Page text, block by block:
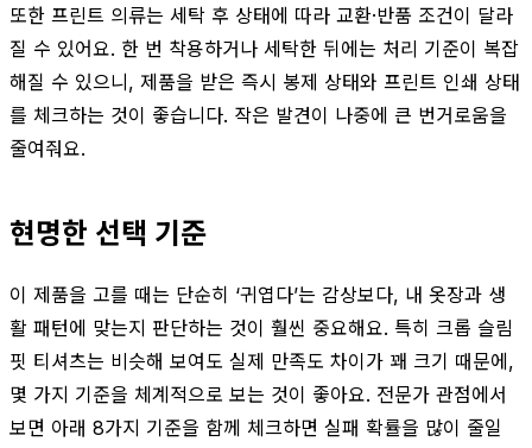
또한 프린트 의류는 세탁 후 상태에 따라 교환·반품 조건이 달라
질 수 있어요. 한 번 착용하거나 세탁한 뒤에는 처리 기준이 복잡
해질 수 있으니, 제품을 받은 즉시 봉제 상태와 프린트 인쇄 상태
를 체크하는 것이 좋습니다. 작은 발견이 나중에 큰 번거로움을
줄여줘요.
현명한 선택 기준
이 제품을 고를 때는 단순히 ‘귀엽다’는 감상보다, 내 옷장과 생
활 패턴에 맞는지 판단하는 것이 훨씬 중요해요. 특히 크롭 슬림
핏 티셔츠는 비슷해 보여도 실제 만족도 차이가 꽤 크기 때문에,
몇 가지 기준을 체계적으로 보는 것이 좋아요. 전문가 관점에서
보면 아래 8가지 기준을 함께 체크하면 실패 확률을 많이 줄일